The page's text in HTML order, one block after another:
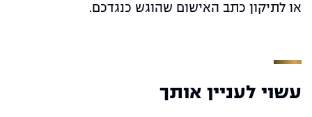
או לתיקון כתב האישום שהוגש כנגדכם.
עשוי לעניין אותך